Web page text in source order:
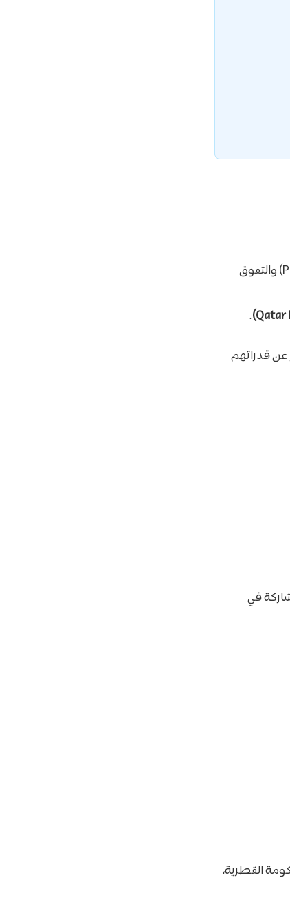
التي تُمنح بناءً على جودة الملف الفني (Portfolio) والتفوق
.
عن قدراتهم
في
القطرية،